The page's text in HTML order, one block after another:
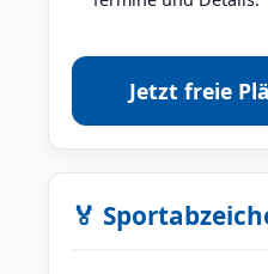
Jetzt freie
🏅